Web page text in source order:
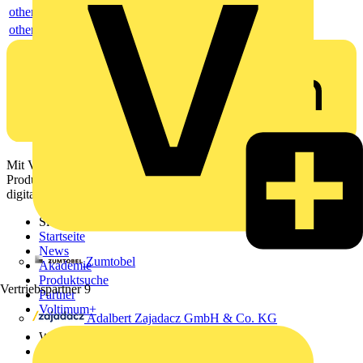
Zumtobel
Vertriebspartner 9
Adalbert Zajadacz GmbH & Co. KG
others
others
Mit Voltimum erhalten Elektrofachkräfte Zugang zu Branchennews,
Produktinformationen, Schulungen und Tools – alles auf einer
digitalen Plattform und Community.
Sitemap
Startseite
News
Akademie
Produktsuche
Partner
Voltimum+
Weitere Links